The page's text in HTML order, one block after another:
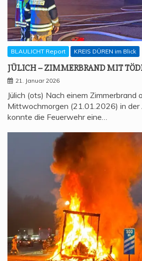
BLAULICHT Report KREIS DÜREN im Blick
JÜLICH – ZIM­MER­BRAND MIT
21. Januar 2026
Jülich (ots) Nach einem Zimmerbrand
Mittwochmorgen (21.01.2026) in der
konnte die Feuerwehr eine…